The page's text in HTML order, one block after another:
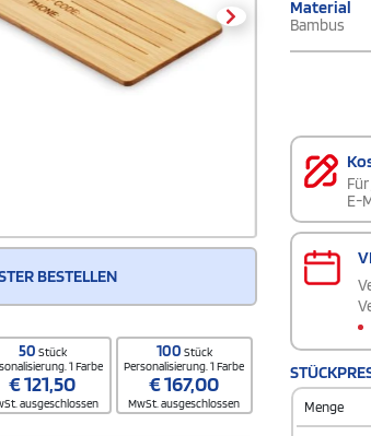
BESTELLEN
50 Stück
1 Farbe
€121,50
ausgeschlossen
100 Stück
Personalisierung. 1 Farbe
€167,00
MwSt. ausgeschlossen
Material
Bambus
E-
Menge